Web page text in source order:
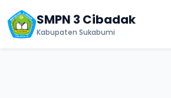
SMPN 3 Cibadak
Kabupaten Sukabumi